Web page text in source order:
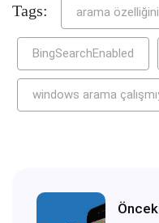
Tags: arama
BingSearchEnabled
windows arama